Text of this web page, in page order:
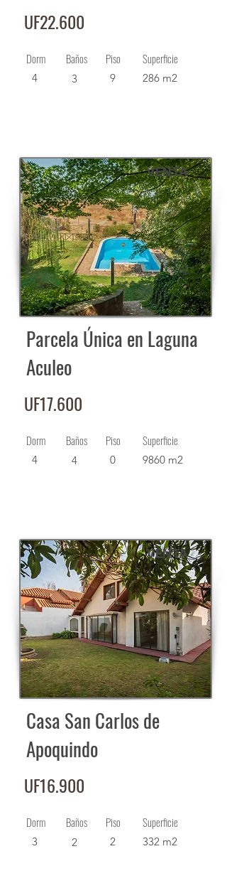
UF22.600
Dorm
4
Baños
3
Piso
9
Superficie
286 m2
VENTA
Parcela Única en Laguna
Aculeo
UF17.600
Dorm
4
Baños
4
Piso
0
Superficie
9860 m2
VENTA
Casa San Carlos de
Apoquindo
UF16.900
Dorm
3
Baños
2
Piso
2
Superficie
332 m2